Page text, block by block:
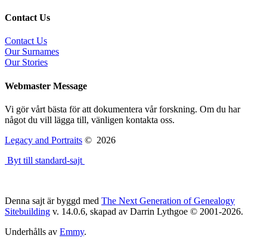
Contact Us
Contact Us
Our Surnames
Our Stories
Webmaster Message
Vi gör vårt bästa för att dokumentera vår forskning. Om du har
något du vill lägga till, vänligen kontakta oss.
Legacy and Portraits © 2026
Byt till standard-sajt
Denna sajt är byggd med The Next Generation of Genealogy
Sitebuilding v. 14.0.6, skapad av Darrin Lythgoe © 2001-2026.
Underhålls av Emmy.